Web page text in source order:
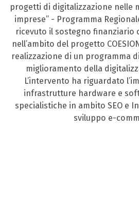
progetti di digitalizzazione nelle
imprese” - Programma
ricevuto il sostegno finanziario
nell’ambito del progetto
realizzazione di un programma
miglioramento della
L’intervento ha riguardato
infrastrutture hardware e
specialistiche in ambito SEO e
sviluppo e-